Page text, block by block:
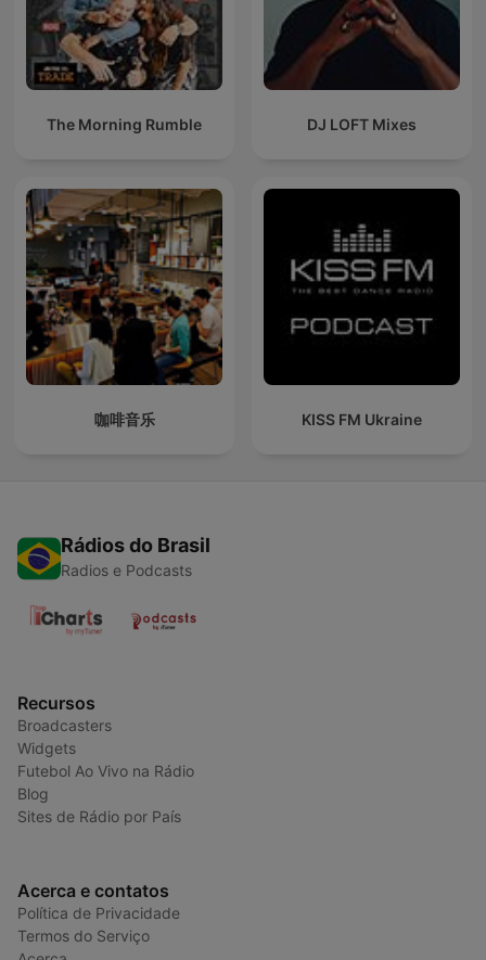
The Morning Rumble DJ LOFT Mixes
咖啡音乐 KISS FM Ukraine
Rádios do Brasil
Radios e Podcasts
Recursos
Broadcasters
Widgets
Futebol Ao Vivo na Rádio
Blog
Sites de Rádio por País
Acerca e contatos
Política de Privacidade
Termos do Serviço